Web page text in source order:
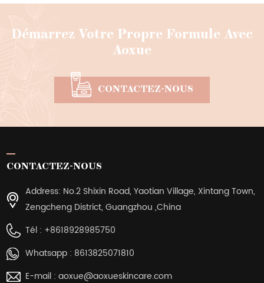
Démarrez Votre Propre Formule Avec
Aoxue
CONTACTEZ-NOUS
CONTACTEZ-NOUS
Address: No.2 Shixin Road, Yaotian Village, Xintang Town,
Zengcheng District, Guangzhou ,China
Tél : +8618928985750
Whatsapp : 8613825071810
E-mail : aoxue@aoxueskincare.com